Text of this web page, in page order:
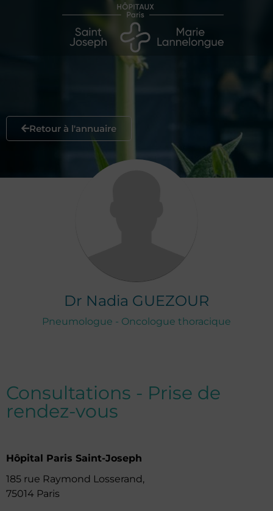
Retour à l'annuaire
Dr Nadia GUEZOUR
Pneumologue - Oncologue thoracique
Consultations - Prise de
rendez-vous
Hôpital Paris Saint-Joseph
185 rue Raymond Losserand,
75014 Paris